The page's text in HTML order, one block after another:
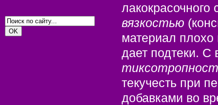
вязкостью
материал плохо
дает подтеки. С
текучесть при
добавками во